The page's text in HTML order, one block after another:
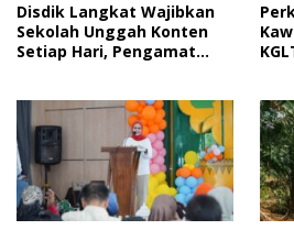
Disdik Langkat Wajibkan
Sekolah Unggah Konten
Setiap Hari, Pengamat